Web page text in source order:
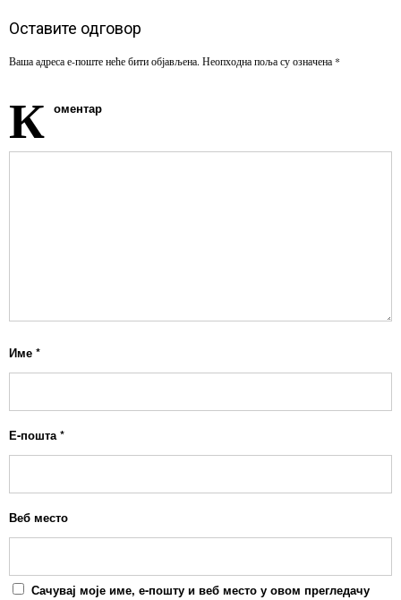
Оставите одговор
Ваша адреса е-поште неће бити објављена. Неопходна поља су означена *
К оментар
Име *
Е-пошта*
Веб место
Сачувај моје име, е-пошту и веб место у овом прегледачу